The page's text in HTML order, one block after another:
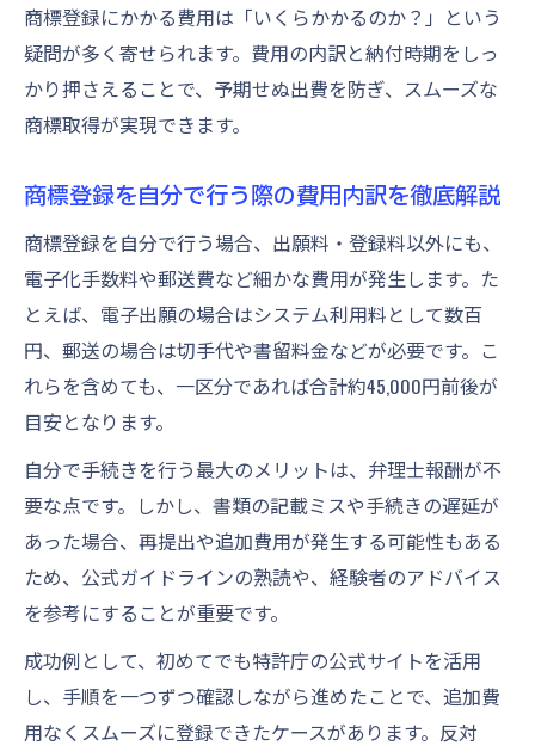
商標登録にかかる費用は「いくらかかるのか？」という
疑問が多く寄せられます。費用の内訳と納付時期をしっ
かり押さえることで、予期せぬ出費を防ぎ、スムーズな
商標取得が実現できます。
商標登録を自分で行う際の費用内訳を徹底解説
商標登録を自分で行う場合、出願料・登録料以外にも、
電子化手数料や郵送費など細かな費用が発生します。た
とえば、電子出願の場合はシステム利用料として数百
円、郵送の場合は切手代や書留料金などが必要です。こ
れらを含めても、一区分であれば合計約45,000円前後が
目安となります。
自分で手続きを行う最大のメリットは、弁理士報酬が不
要な点です。しかし、書類の記載ミスや手続きの遅延が
あった場合、再提出や追加費用が発生する可能性もある
ため、公式ガイドラインの熟読や、経験者のアドバイス
を参考にすることが重要です。
成功例として、初めてでも特許庁の公式サイトを活用
し、手順を一つずつ確認しながら進めたことで、追加費
用なくスムーズに登録できたケースがあります。反対